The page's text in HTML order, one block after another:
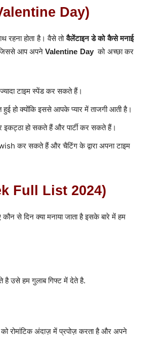
Day)
रहना होता है। वैसे तोवैलेंटाइन डे को कैसे मनाई
जिससे आप अपनेValentine Day को अच्छा कर
टाइम स्पेंड कर सकते हैं।
हो क्योंकि इससे आपके प्यार में ताजगी आती है।
हो सकते हैं और पार्टी कर सकते हैं।
कर सकते हैं और चैटिंग के द्वारा अपना टाइम
Full List 2024)
से दिन क्या मनाया जाता है इसके बारे में हम
है उसे हम गुलाब गिफ्ट में देते है.
रोमांटिक अंदाज़ में प्रपोज़ करता है और अपने